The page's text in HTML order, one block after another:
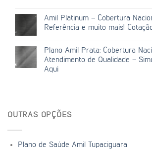
Amil Platinum – Cobertura
Referência e muito mais!
Plano Amil Prata: Cobertura
Atendimento de Qualidade –
Aqui
OUTRAS OPÇÕES
Plano de Saúde Amil Tupaciguara